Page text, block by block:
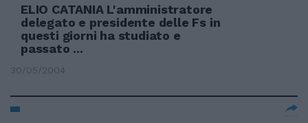
ELIO CATANIA L'amministratore
delegato e presidente delle Fs in
questi giorni ha studiato e
passato ...
30/05/2004